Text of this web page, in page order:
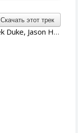
Скачать этот трек
Glenn Stafford | Tracy W. Bush, Derek Duke, Jason Hayes